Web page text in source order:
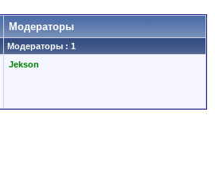
Модераторы
Модераторы : 1
Jekson